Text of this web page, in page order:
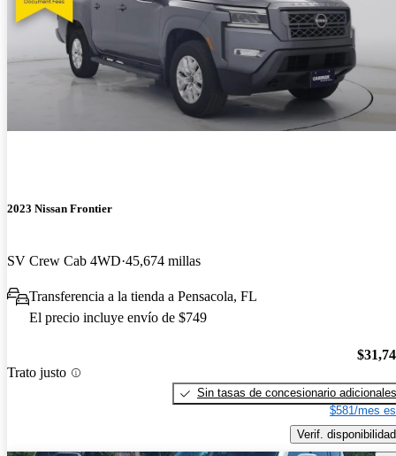
2023 Nissan Frontier
SV Crew Cab 4WD 45,674 millas
Transferencia a la tienda a Pensacola, FL
El precio incluye envío de $749
Trato justo
Sin tasas de concesionario adicionales
$581/mes
Verif. disponibilidad